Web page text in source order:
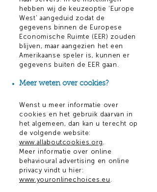
hebben wij de keuzeoptie ‘Europe
West’ aangeduid zodat de
gegevens binnen de Europese
Economische Ruimte (EER) zouden
blijven, maar aangezien het een
Amerikaanse speler is, kunnen er
gegevens buiten de EER gaan.
Meer weten over cookies?
Wenst u meer informatie over
cookies en het gebruik daarvan in
het algemeen, dan kan u terecht op
de volgende website:
www.allaboutcookies.org .
Meer informatie over online
behavioural advertising en online
privacy vindt u hier:
www.youronlinechoices.eu .